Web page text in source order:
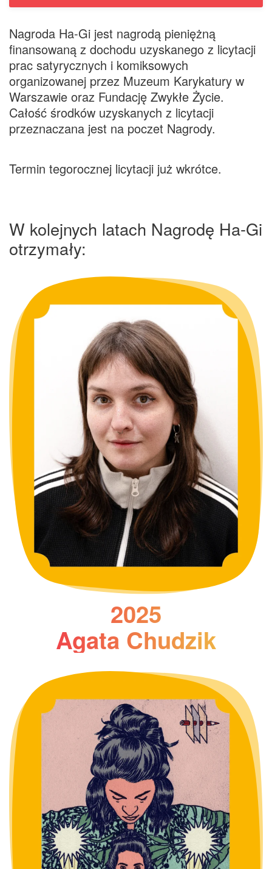
Nagroda Ha-Gi jest nagrodą pieniężną
finansowaną z dochodu uzyskanego z licytacji
prac satyrycznych i komiksowych
organizowanej przez Muzeum Karykatury w
Warszawie oraz Fundację Zwykłe Życie.
Całość środków uzyskanych z licytacji
przeznaczana jest na poczet Nagrody.
Termin tegorocznej licytacji już wkrótce.
W kolejnych latach Nagrodę Ha-Gi
otrzymały:
2025
Agata Chudzik